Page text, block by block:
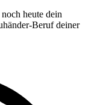
heute dein
Beruf deiner